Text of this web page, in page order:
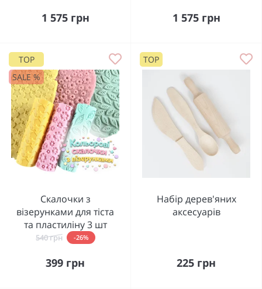
1 575 грн 1 575 грн
TOP
SALE %
Скалочки з
візерунками для тіста
та пластиліну 3 шт
540 грн -26%
399 грн
TOP
Набір дерев'яних
аксесуарів
225 грн